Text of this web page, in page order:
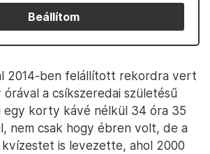
Beállítom
2014-ben felállított rekordra vert
a csíkszeredai születésű
egy korty kávé nélkül 34 óra 35
nem csak hogy ébren volt, de a
kvízestet is levezette, ahol 2000